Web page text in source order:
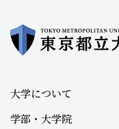
大学について
学部・大学院